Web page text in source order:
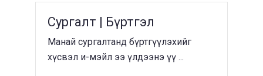
Сургалт | Бүртгэл
Манай сургалтанд бүртгүүлэхийг
хүсвэл и-мэйл ээ үлдээнэ үү ...